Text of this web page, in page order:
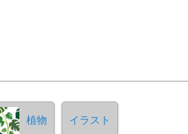
植物 イラスト